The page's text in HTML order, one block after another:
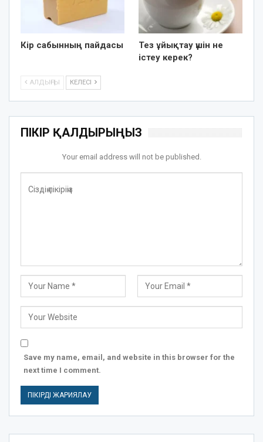
Кір сабынның пайдасы
Тез ұйықтау үшін не
істеу керек?
АЛДЫҢҒЫ КЕЛЕСІ
ПІКІР ҚАЛДЫРЫҢЫЗ
Your email address will not be published.
Save my name, email, and website in this browser for the
next time I comment.